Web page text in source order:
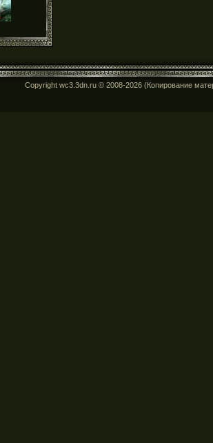
Copyright wc3.3dn.ru © 2008-2026 (Копирование